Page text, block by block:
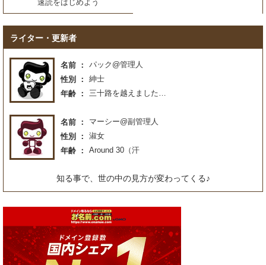
速読をはじめよう
ライター・更新者
名前
パック@管理人
性別
紳士
年齢
三十路を越えました…
名前
マーシー@副管理人
性別
淑女
年齢
Around 30（汗
知る事で、世の中の見方が変わってくる♪